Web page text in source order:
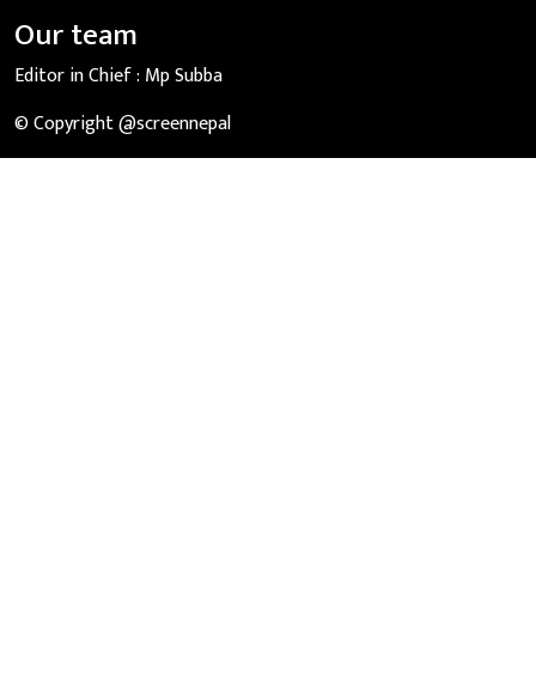
Our team
Editor in Chief : Mp Subba
© Copyright @screennepal